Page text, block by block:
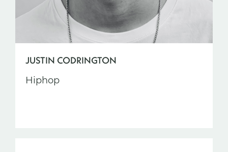
JUSTIN CODRINGTON
Hiphop